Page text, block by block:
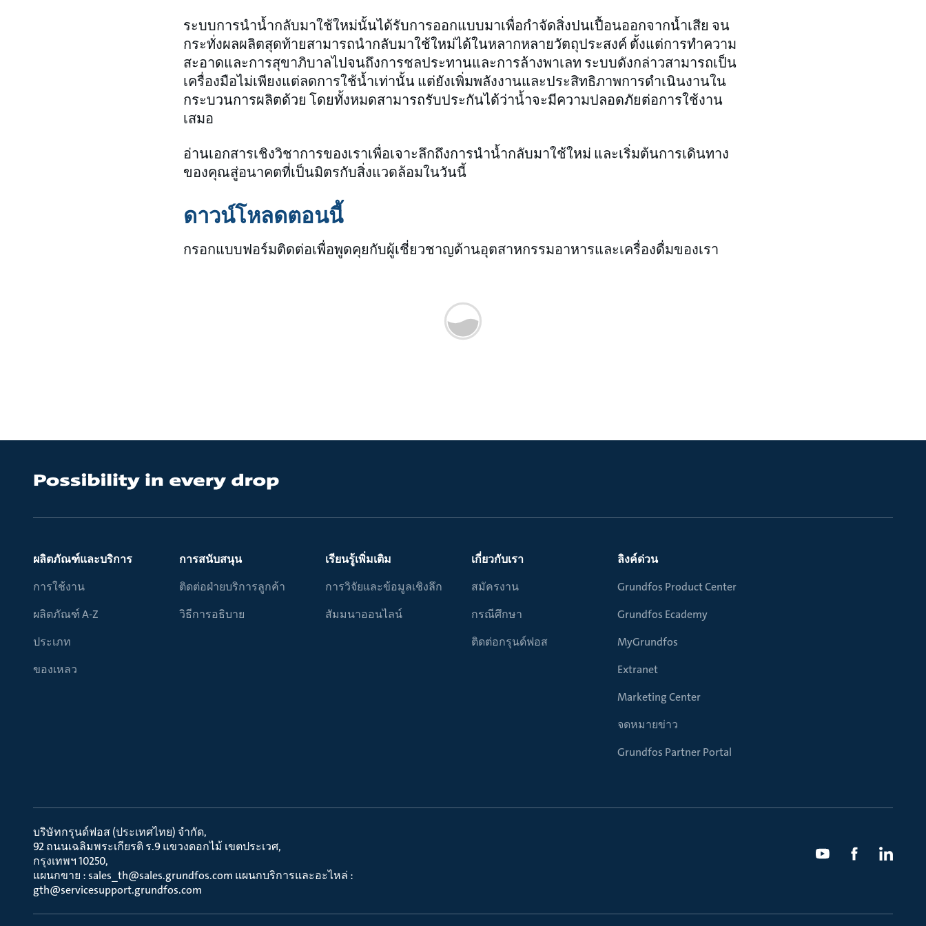
ระบบการนำน้ำกลับมาใช้ใหม่นั้นได้รับการออกแบบมาเพื่อกำจัดสิ่งปนเปื้อนออกจากน้ำเสีย จน
กระทั่งผลผลิตสุดท้ายสามารถนำกลับมาใช้ใหม่ได้ในหลากหลายวัตถุประสงค์ ตั้งแต่การทำความ
สะอาดและการสุขาภิบาลไปจนถึงการชลประทานและการล้างพาเลท ระบบดังกล่าวสามารถเป็น
เครื่องมือไม่เพียงแต่ลดการใช้น้ำเท่านั้น แต่ยังเพิ่มพลังงานและประสิทธิภาพการดำเนินงานใน
กระบวนการผลิตด้วย โดยทั้งหมดสามารถรับประกันได้ว่าน้ำจะมีความปลอดภัยต่อการใช้งาน
เสมอ
อ่านเอกสารเชิงวิชาการของเราเพื่อเจาะลึกถึงการนำน้ำกลับมาใช้ใหม่ และเริ่มต้นการเดินทาง
ของคุณสู่อนาคตที่เป็นมิตรกับสิ่งแวดล้อมในวันนี้
ดาวน์โหลดตอนนี้
กรอกแบบฟอร์มติดต่อเพื่อพูดคุยกับผู้เชี่ยวชาญด้านอุตสาหกรรมอาหารและเครื่องดื่มของเรา
ผลิตภัณฑ์และบริการ
การใช้งาน
ผลิตภัณฑ์ A-Z
ประเภท
ของเหลว
การสนับสนุน
ติดต่อฝ่ายบริการลูกค้า
วิธีการอธิบาย
เรียนรู้เพิ่มเติม
การวิจัยและข้อมูลเชิงลึก
สัมมนาออนไลน์
เกี่ยวกับเรา
สมัครงาน
กรณีศึกษา
ติดต่อกรุนด์ฟอส
ลิงค์ด่วน
Grundfos Product Center
Grundfos Ecademy
MyGrundfos
Extranet
Marketing Center
จดหมายข่าว
Grundfos Partner Portal
บริษัทกรุนด์ฟอส (ประเทศไทย) จำกัด
92 ถนนเฉลิมพระเกียรติ ร.9 แขวงดอกไม้ เขตประเวศ
กรุงเทพฯ 10250
แผนกขาย : sales_th@sales.grundfos.com แผนกบริการและอะไหล่ :
gth@servicesupport.grundfos.com